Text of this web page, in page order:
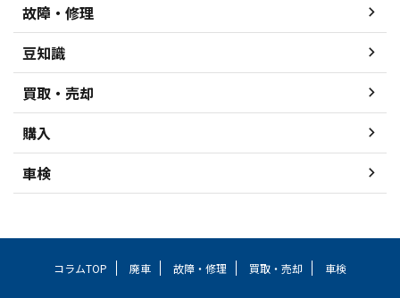
故障・修理
豆知識
買取・売却
購入
車検
コラムTOP 廃車 故障・修理 買取・売却 車検